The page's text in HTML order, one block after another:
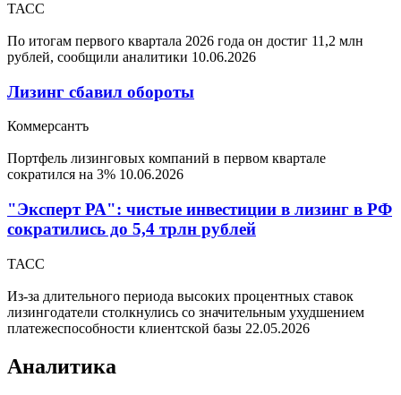
ТАСС
По итогам первого квартала 2026 года он достиг 11,2 млн
рублей, сообщили аналитики 10.06.2026
Лизинг сбавил обороты
Коммерсантъ
Портфель лизинговых компаний в первом квартале
сократился на 3% 10.06.2026
"Эксперт РА": чистые инвестиции в лизинг в РФ
сократились до 5,4 трлн рублей
ТАСС
Из-за длительного периода высоких процентных ставок
лизингодатели столкнулись со значительным ухудшением
платежеспособности клиентской базы 22.05.2026
Аналитика